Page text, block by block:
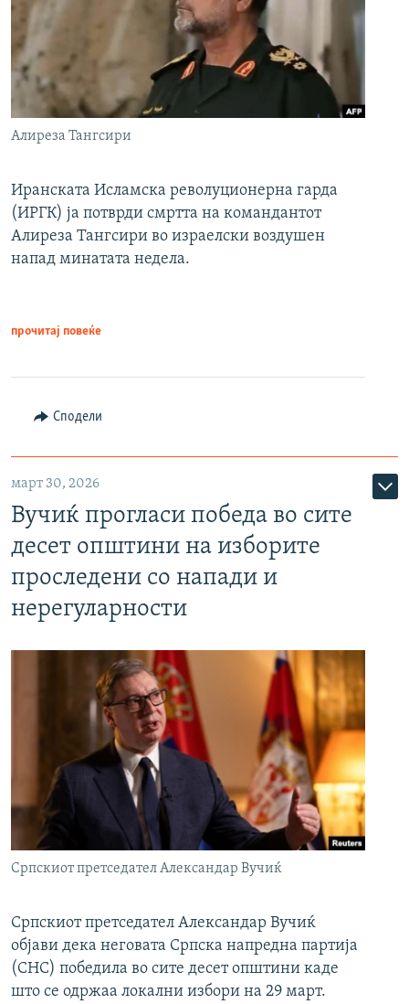
Алиреза Тангсири
Иранската Исламска револуционерна гарда
(ИРГК) ја потврди смртта на командантот
Алиреза Тангсири во израелски воздушен
напад минатата недела.
прочитај повеќе
Сподели
март 30, 2026
Вучиќ прогласи победа во сите
десет општини на изборите
проследени со напади и
нерегуларности
Српскиот претседател Александар Вучиќ
Српскиот претседател Александар Вучиќ
објави дека неговата Српска напредна партија
(СНС) победила во сите десет општини каде
што се одржаа локални избори на 29 март.